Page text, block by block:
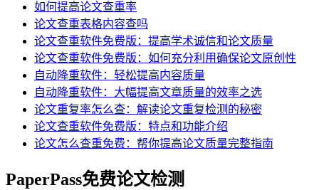
如何提高论文查重率
论文查重表格内容查吗
论文查重软件免费版：提高学术诚信和论文质量
论文查重软件免费版：如何充分利用确保论文原创性
自动降重软件：轻松提高内容质量
自动降重软件：大幅提高文章质量的效率之选
论文重复率怎么查：解读论文重复检测的秘密
论文查重软件免费版：特点和功能介绍
论文怎么查重免费：帮你提高论文质量完整指南
PaperPass免费论文检测